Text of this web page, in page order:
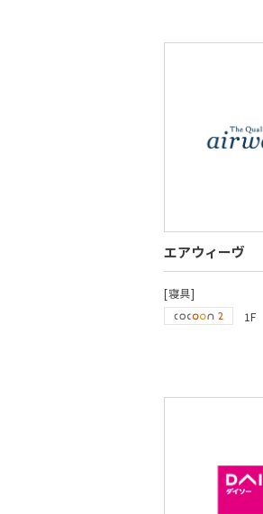
エアウィーヴ
[寝具]
1F